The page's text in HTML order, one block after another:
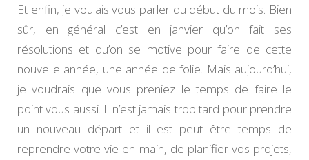
Et enfin, je voulais vous parler du début du mois. Bien
sûr, en général c’est en janvier qu’on fait ses
résolutions et qu’on se motive pour faire de cette
nouvelle année, une année de folie. Mais aujourd’hui,
je voudrais que vous preniez le temps de faire le
point vous aussi. Il n’est jamais trop tard pour prendre
un nouveau départ et il est peut être temps de
reprendre votre vie en main, de planifier vos projets,